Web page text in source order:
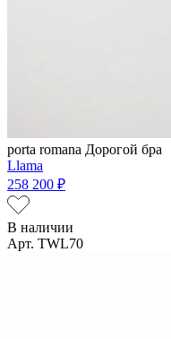
porta romana Дорогой бра
Llama
258 200 ₽
В наличии
Арт. TWL70